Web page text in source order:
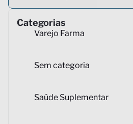
Categorias
Varejo Farma
Sem categoria
Saúde Suplementar